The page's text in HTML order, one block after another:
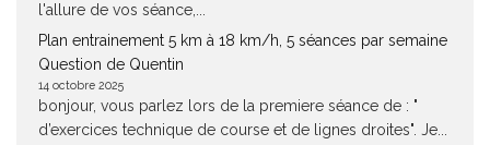
l'allure de vos séance,...
Plan entrainement 5 km à 18 km/h, 5 séances par semaine
Question de Quentin
14 octobre 2025
bonjour, vous parlez lors de la premiere séance de : "
d’exercices technique de course et de lignes droites". Je...